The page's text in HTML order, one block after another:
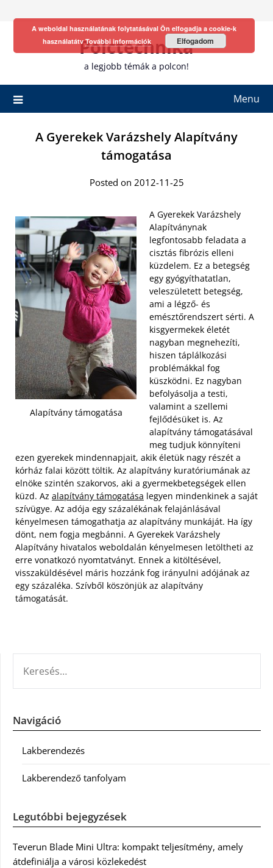
Polctechnika
a legjobb témák a polcon!
Menu
A Gyerekek Varázshely Alapítvány
támogatása
Posted on 2012-11-25
Alapítvány támogatása
A Gyerekek Varázshely
Alapítványnak
legfontosabb feladata a
cisztás fibrózis elleni
küzdelem. Ez a betegség
egy gyógyíthatatlan,
veleszületett betegség,
ami a légző- és
emésztőrendszert sérti. A
kisgyermekek életét
nagyban megnehezíti,
hiszen táplálkozási
problémákkal fog
küszködni. Ez nagyban
befolyásolja a testi,
valamint a szellemi
fejlődésüket is. Az
alapítvány támogatásával
meg tudjuk könnyíteni
ezen gyerekek mindennapjait, akik életük nagy részét a
kórház falai között töltik. Az alapítvány kuratóriumának az
elnöke szintén szakorvos, aki a gyermekbetegségek ellen
küzd. Az alapítvány támogatása legyen mindenkinek a saját
szívügye. Az adója egy százalékának felajánlásával
kényelmesen támogathatja az alapítvány munkáját. Ha így
dönt, nem fogja megbánni. A Gyerekek Varázshely
Alapítvány hivatalos weboldalán kényelmesen letöltheti az
erre vonatkozó nyomtatványt. Ennek a kitöltésével,
visszaküldésével máris hozzánk fog irányulni adójának az
egy százaléka. Szívből köszönjük az alapítvány
támogatását.
Navigáció
Lakberendezés
Lakberendező tanfolyam
Legutóbbi bejegyzések
Teverun Blade Mini Ultra: kompakt teljesítmény, amely
átdefiniálja a városi közlekedést
A weboldal használatának folytatásával Ön elfogadja a cookie-k
használatátvTovábbi információk Elfogadom